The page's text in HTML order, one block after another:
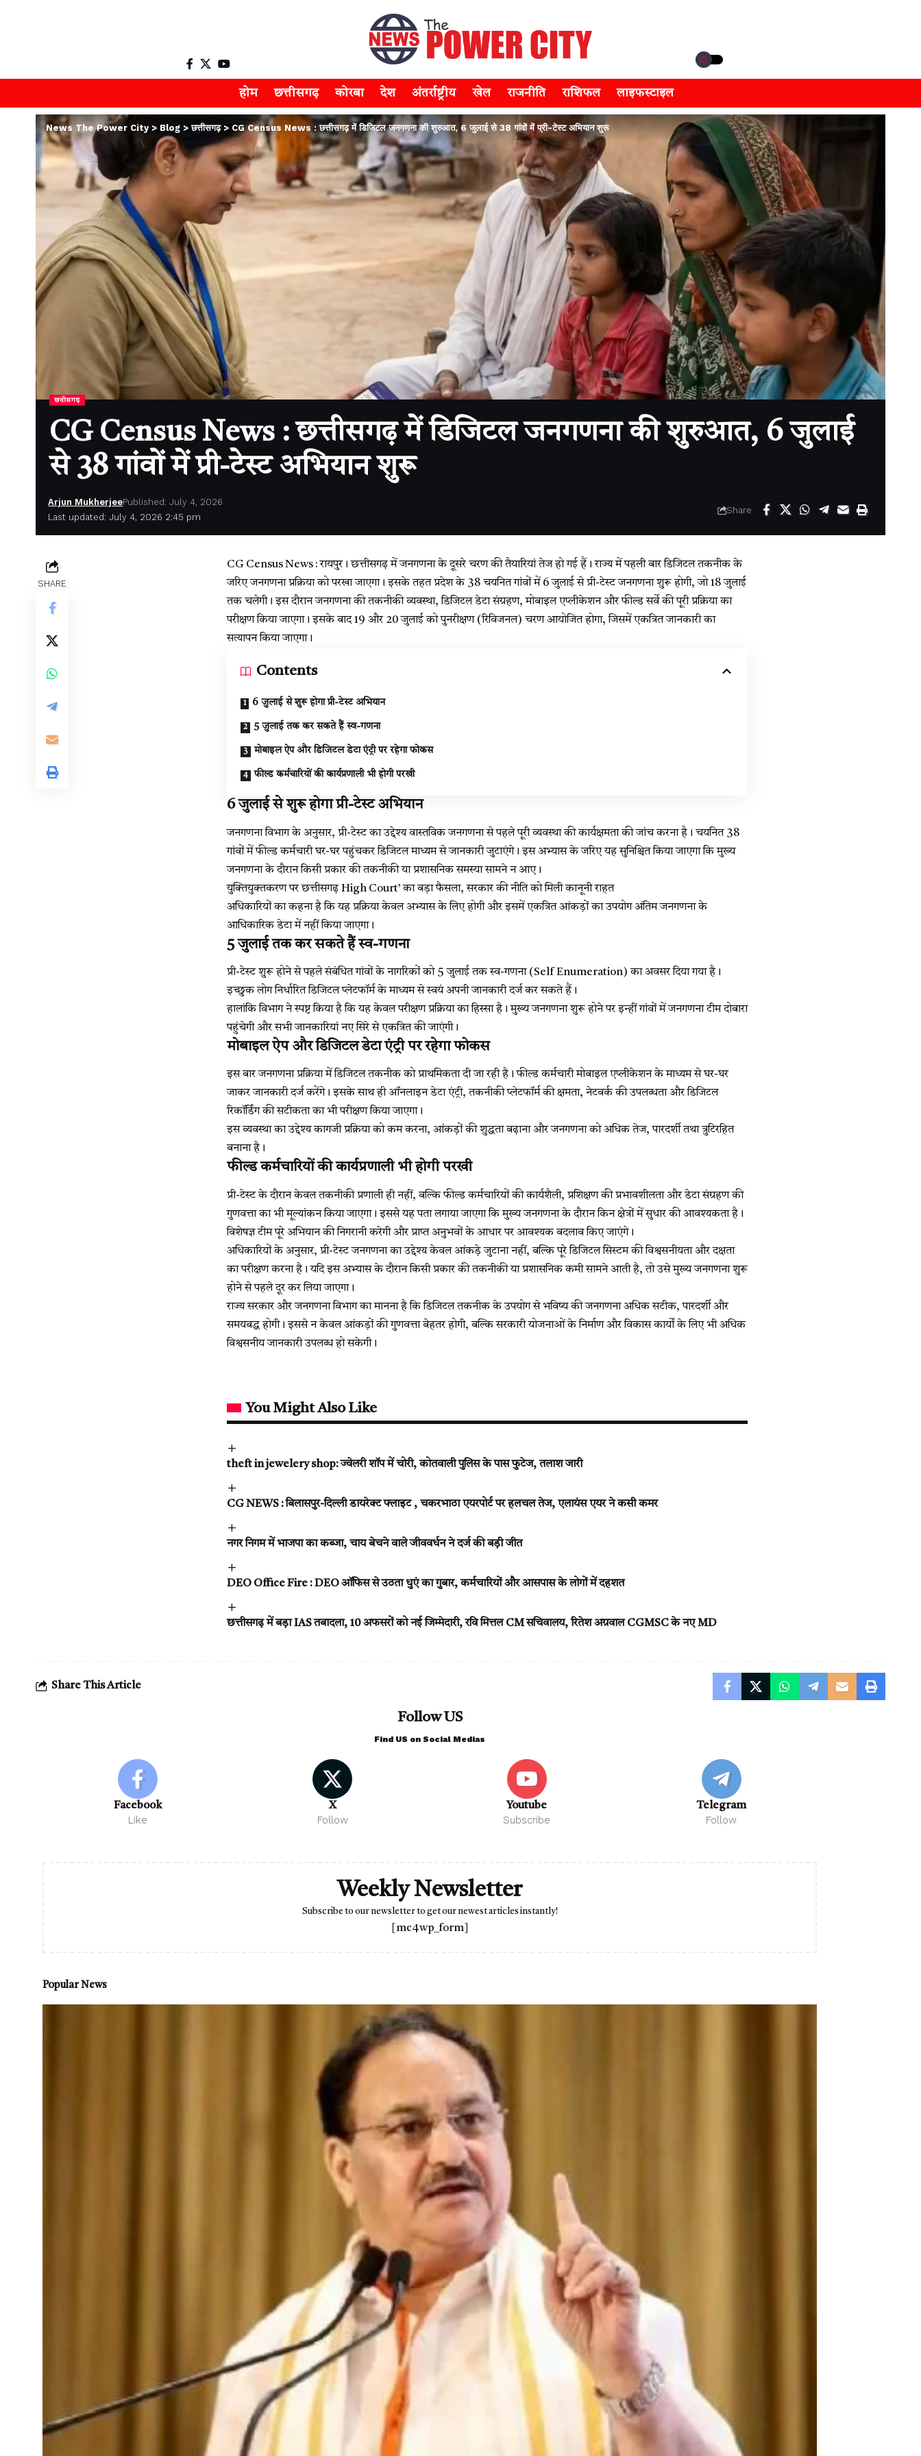
होम छत्तीसगढ़ कोरबा देश अंतर्राष्ट्रीय खेल राजनीति राशिफल लाइफस्टाइल
News The Power City> Blog >छत्तीसगढ़> CG Census News : छत्तीसगढ़ में डिजिटल जनगणना की शुरुआत, 6 जुलाई से 38 गांवों में प्री-टेस्ट अभियान शुरू
छत्तीसगढ़
CG Census News : छत्तीसगढ़ में डिजिटल जनगणना की शुरुआत, 6 जुलाई
से 38 गांवों में प्री-टेस्ट अभियान शुरू
Last updated: July 4, 2026 2:45 pm
Arjun MukherjeePublished: July 4, 2026
Share
SHARE
CG Census News : रायपुर। छत्तीसगढ़ में जनगणना के दूसरे चरण की तैयारियां तेज हो गई हैं। राज्य में पहली बार डिजिटल तकनीक के
जरिए जनगणना प्रक्रिया को परखा जाएगा। इसके तहत प्रदेश के 38 चयनित गांवों में 6 जुलाई से प्री-टेस्ट जनगणना शुरू होगी, जो 18 जुलाई
तक चलेगी। इस दौरान जनगणना की तकनीकी व्यवस्था, डिजिटल डेटा संग्रहण, मोबाइल एप्लीकेशन और फील्ड सर्वे की पूरी प्रक्रिया का
परीक्षण किया जाएगा। इसके बाद 19 और 20 जुलाई को पुनरीक्षण (रिविजनल) चरण आयोजित होगा, जिसमें एकत्रित जानकारी का
सत्यापन किया जाएगा।
Contents
6 जुलाई से शुरू होगा प्री-टेस्ट अभियान
5 जुलाई तक कर सकते हैं स्व-गणना
मोबाइल ऐप और डिजिटल डेटा एंट्री पर रहेगा फोकस
फील्ड कर्मचारियों की कार्यप्रणाली भी होगी परखी
6 जुलाई से शुरू होगा प्री-टेस्ट अभियान
जनगणना विभाग के अनुसार, प्री-टेस्ट का उद्देश्य वास्तविक जनगणना से पहले पूरी व्यवस्था की कार्यक्षमता की जांच करना है। चयनित 38
गांवों में फील्ड कर्मचारी घर-घर पहुंचकर डिजिटल माध्यम से जानकारी जुटाएंगे। इस अभ्यास के जरिए यह सुनिश्चित किया जाएगा कि मुख्य
जनगणना के दौरान किसी प्रकार की तकनीकी या प्रशासनिक समस्या सामने न आए।
युक्तियुक्तकरण पर छत्तीसगढ़ High Court’ का बड़ा फैसला, सरकार की नीति को मिली कानूनी राहत
अधिकारियों का कहना है कि यह प्रक्रिया केवल अभ्यास के लिए होगी और इसमें एकत्रित आंकड़ों का उपयोग अंतिम जनगणना के
आधिकारिक डेटा में नहीं किया जाएगा।
5 जुलाई तक कर सकते हैं स्व-गणना
प्री-टेस्ट शुरू होने से पहले संबंधित गांवों के नागरिकों को 5 जुलाई तक स्व-गणना (Self Enumeration) का अवसर दिया गया है।
इच्छुक लोग निर्धारित डिजिटल प्लेटफॉर्म के माध्यम से स्वयं अपनी जानकारी दर्ज कर सकते हैं।
हालांकि विभाग ने स्पष्ट किया है कि यह केवल परीक्षण प्रक्रिया का हिस्सा है। मुख्य जनगणना शुरू होने पर इन्हीं गांवों में जनगणना टीम दोबारा
पहुंचेगी और सभी जानकारियां नए सिरे से एकत्रित की जाएंगी।
मोबाइल ऐप और डिजिटल डेटा एंट्री पर रहेगा फोकस
इस बार जनगणना प्रक्रिया में डिजिटल तकनीक को प्राथमिकता दी जा रही है। फील्ड कर्मचारी मोबाइल एप्लीकेशन के माध्यम से घर-घर
जाकर जानकारी दर्ज करेंगे। इसके साथ ही ऑनलाइन डेटा एंट्री, तकनीकी प्लेटफॉर्म की क्षमता, नेटवर्क की उपलब्धता और डिजिटल
रिकॉर्डिंग की सटीकता का भी परीक्षण किया जाएगा।
इस व्यवस्था का उद्देश्य कागजी प्रक्रिया को कम करना, आंकड़ों की शुद्धता बढ़ाना और जनगणना को अधिक तेज, पारदर्शी तथा त्रुटिरहित
बनाना है।
फील्ड कर्मचारियों की कार्यप्रणाली भी होगी परखी
प्री-टेस्ट के दौरान केवल तकनीकी प्रणाली ही नहीं, बल्कि फील्ड कर्मचारियों की कार्यशैली, प्रशिक्षण की प्रभावशीलता और डेटा संग्रहण की
गुणवत्ता का भी मूल्यांकन किया जाएगा। इससे यह पता लगाया जाएगा कि मुख्य जनगणना के दौरान किन क्षेत्रों में सुधार की आवश्यकता है।
विशेषज्ञ टीम पूरे अभियान की निगरानी करेगी और प्राप्त अनुभवों के आधार पर आवश्यक बदलाव किए जाएंगे।
अधिकारियों के अनुसार, प्री-टेस्ट जनगणना का उद्देश्य केवल आंकड़े जुटाना नहीं, बल्कि पूरे डिजिटल सिस्टम की विश्वसनीयता और दक्षता
का परीक्षण करना है। यदि इस अभ्यास के दौरान किसी प्रकार की तकनीकी या प्रशासनिक कमी सामने आती है, तो उसे मुख्य जनगणना शुरू
होने से पहले दूर कर लिया जाएगा।
राज्य सरकार और जनगणना विभाग का मानना है कि डिजिटल तकनीक के उपयोग से भविष्य की जनगणना अधिक सटीक, पारदर्शी और
समयबद्ध होगी। इससे न केवल आंकड़ों की गुणवत्ता बेहतर होगी, बल्कि सरकारी योजनाओं के निर्माण और विकास कार्यों के लिए भी अधिक
विश्वसनीय जानकारी उपलब्ध हो सकेगी।
You Might Also Like
theft in jewelery shop: ज्वेलरी शॉप में चोरी, कोतवाली पुलिस के पास फुटेज, तलाश जारी
CG NEWS : बिलासपुर-दिल्ली डायरेक्ट फ्लाइट , चकरभाठा एयरपोर्ट पर हलचल तेज, एलायंस एयर ने कसी कमर
नगर निगम में भाजपा का कब्जा, चाय बेचने वाले जीववर्धन ने दर्ज की बड़ी जीत
DEO Office Fire : DEO ऑफिस से उठता धुएं का गुबार, कर्मचारियों और आसपास के लोगों में दहशत
छत्तीसगढ़ में बड़ा IAS तबादला, 10 अफसरों को नई जिम्मेदारी, रवि मित्तल CM सचिवालय, रितेश अग्रवाल CGMSC के नए MD
Share This Article
Follow US
Find US on Social Medias
Facebook
Like
X
Follow
Youtube
Subscribe
Telegram
Follow
Weekly Newsletter
Subscribe to our newsletter to get our newest articles instantly!
[mc4wp_form]
Popular News